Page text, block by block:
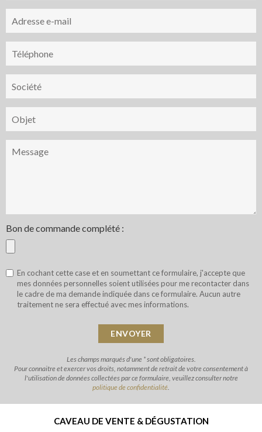
Adresse
e-
Téléphone
Société
Objet
Message
Bon de commande complété :
En cochant cette case et en soumettant ce formulaire, j'accepte que
mes données personnelles soient utilisées pour me recontacter dans
le cadre de ma demande indiquée dans ce formulaire. Aucun autre
traitement ne sera effectué avec mes informations.
Les champs marqués d'une * sont obligatoires.
Pour connaitre et exercer vos droits, notamment de retrait de votre consentement à
l'utilisation de données collectées par ce formulaire, veuillez consulter notre
politique de confidentialité.
CAVEAU DE VENTE & DÉGUSTATION